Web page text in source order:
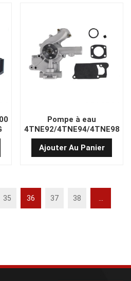
Pompe à eau
4TNE92/4TNE94/4TNE98
avec joint, compatible
avec les moteurs diesel
Yanmar.
Ajouter Au Panier
35 36 37 38 ...